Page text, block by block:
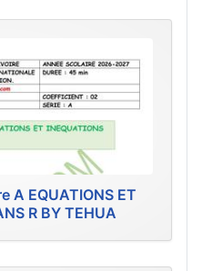
A EQUATIONS ET
R BY TEHUA